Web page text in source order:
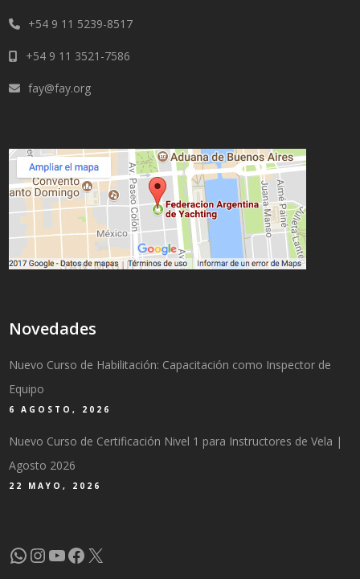
+54 9 11 5239-8517
+54 9 11 3521-7586
fay@fay.org
Novedades
Nuevo Curso de Habilitación: Capacitación como Inspector de
Equipo
6 AGOSTO, 2026
Nuevo Curso de Certificación Nivel 1 para Instructores de Vela |
Agosto 2026
22 MAYO, 2026
WhatsApp
Instagram
YouTube
Facebook
X